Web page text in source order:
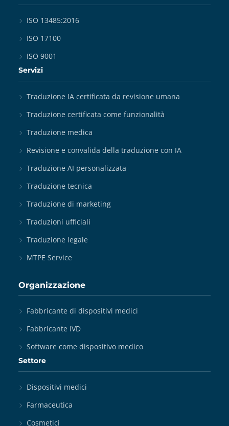
ISO 13485:2016
ISO 17100
ISO 9001
Servizi
Traduzione IA certificata da revisione umana
Traduzione certificata come funzionalità
Traduzione medica
Revisione e convalida della traduzione con IA
Traduzione AI personalizzata
Traduzione tecnica
Traduzione di marketing
Traduzioni ufficiali
Traduzione legale
MTPE Service
Organizzazione
Fabbricante di dispositivi medici
Fabbricante IVD
Software come dispositivo medico
Settore
Dispositivi medici
Farmaceutica
Cosmetici